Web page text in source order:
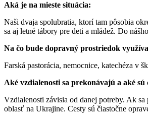
Aká je na mieste situácia:
Naši dvaja spolubratia, ktorí tam pôsobia
sa aj letné tábory pre deti a mládež. Do
Na čo bude dopravný prostriedok
Farská pastorácia, nemocnice, katechéza v
Aké vzdialenosti sa prekonávajú a aké sú
Vzdialenosti závisia od danej potreby. Ak
oblasť na Ukrajine. Cesty sú čiastočne